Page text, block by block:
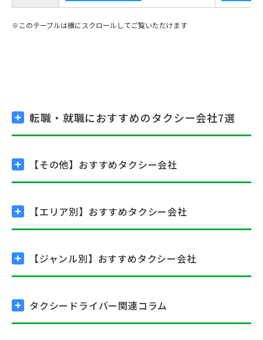
転職・就職におすすめのタクシー会社7選
【その他】 おすすめタクシー会社
【エリア別】 おすすめタクシー会社
【ジャンル別】 おすすめタクシー会社
タクシードライバー関連コラム